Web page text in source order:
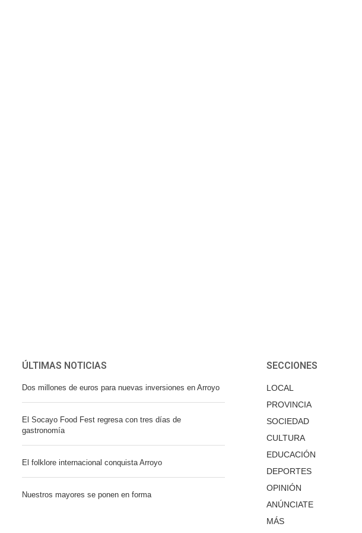
ÚLTIMAS NOTICIAS
Dos millones de euros para nuevas inversiones en Arroyo
El Socayo Food Fest regresa con tres días de
gastronomía
El folklore internacional conquista Arroyo
Nuestros mayores se ponen en forma
SECCIONES
LOCAL
PROVINCIA
SOCIEDAD
CULTURA
EDUCACIÓN
DEPORTES
OPINIÓN
ANÚNCIATE
MÁS